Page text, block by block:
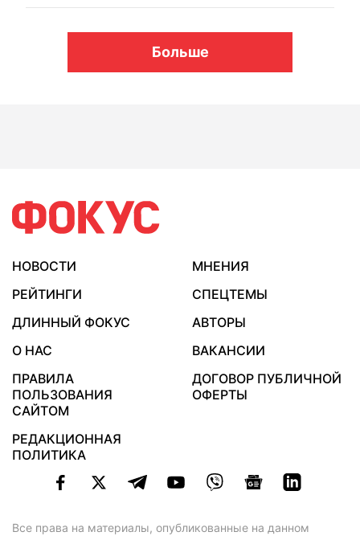
Больше
НОВОСТИ
МНЕНИЯ
РЕЙТИНГИ
СПЕЦТЕМЫ
ДЛИННЫЙ ФОКУС
АВТОРЫ
О НАС
ВАКАНСИИ
ПРАВИЛА
ПОЛЬЗОВАНИЯ
САЙТОМ
ДОГОВОР ПУБЛИЧНОЙ
ОФЕРТЫ
РЕДАКЦИОННАЯ
ПОЛИТИКА
Все права на материалы, опубликованные на данном